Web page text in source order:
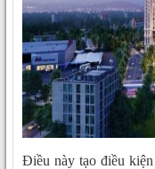
Điều này tạo điều